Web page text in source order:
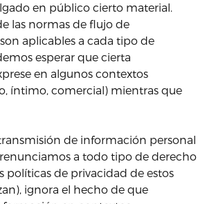
en público cierto material.
las normas de flujo de
aplicables a cada tipo de
esperar que cierta
en algunos contextos
íntimo, comercial) mientras que
de información personal
a todo tipo de derecho
políticas de privacidad de estos
ignora el hecho de que